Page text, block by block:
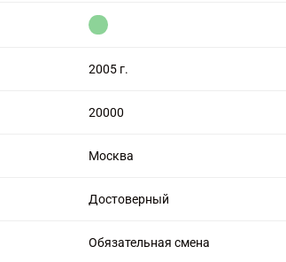
торговлю
2005 г.
20000
Москва
Достоверный
Обязательная смена